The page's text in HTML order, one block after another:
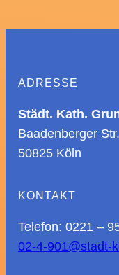
ADRESSE
Städt. Kath.
Baadenberger
50825 Köln
KONTAKT
Telefon: 0221 –
02-4-901@stadt-